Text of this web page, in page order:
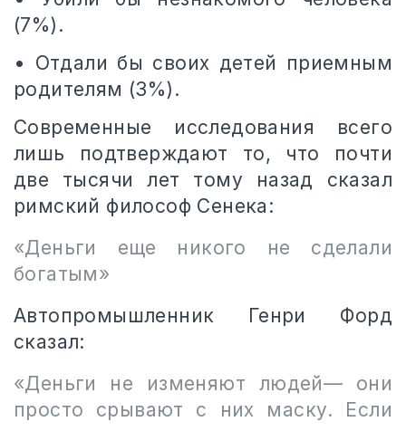
(7%).
• Отдали бы своих детей приемным
родителям (3%).
Современные исследования всего
лишь подтверждают то, что почти
две тысячи лет тому назад сказал
римский философ Сенека:
«Деньги еще никого не сделали
богатым»
Автопромышленник Генри Форд
сказал:
«Деньги не изменяют людей— они
просто срывают с них маску. Если